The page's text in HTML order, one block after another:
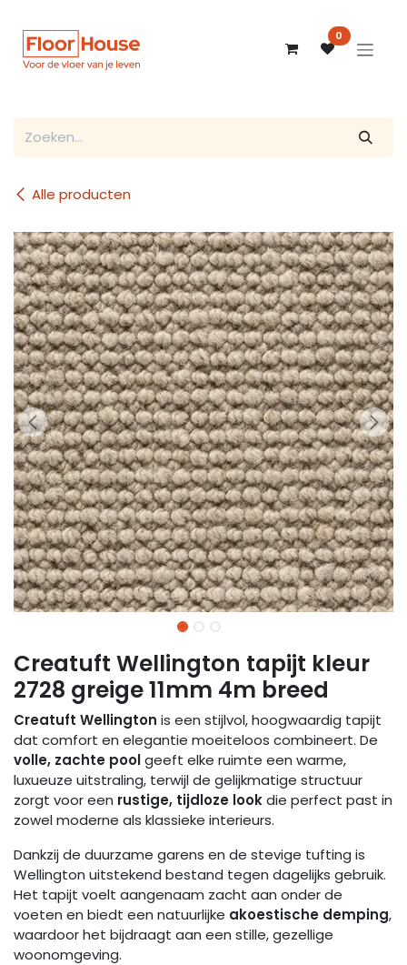
0
Alle producten
Creatuft Wellington tapijt kleur
2728 greige 11mm 4m breed
Creatuft Wellington is een stijlvol, hoogwaardig tapijt
dat comfort en elegantie moeiteloos combineert. De
volle, zachte poolgeeft elke ruimte een warme,
luxueuze uitstraling, terwijl de gelijkmatige structuur
zorgt voor een rustige, tijdloze lookdie perfect past in
zowel moderne als klassieke interieurs.
Dankzij de duurzame garens en de stevige tufting is
Wellington uitstekend bestand tegen dagelijks gebruik.
Het tapijt voelt aangenaam zacht aan onder de
voeten en biedt een natuurlijke akoestische demping,
waardoor het bijdraagt aan een stille, gezellige
woonomgeving.